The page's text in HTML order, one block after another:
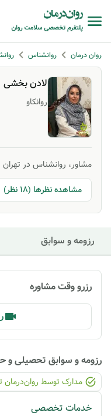
روان درمان روانشناس
لادن بخشی
روانکاو
مشاور، روانشناس در تهران
مشاهده نظرها (18 نظر)
رزومه و سوابق
رزرو وقت مشاوره
رزومه و سوابق تحصیلی و
مدارک توسط روان‌درمان
خدمات تخصصی